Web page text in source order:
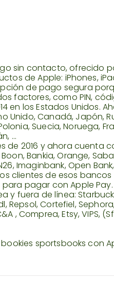
sin contacto, ofrecido
de Apple: iPhones,
de pago segura
factores, como PIN,
en los Estados Unidos.
Unido, Canadá, Japón,
Suecia, Noruega,
...
de 2016 y ahora cuenta
Bankia, Orange,
Imaginbank, Open
clientes de esos
pagar con Apple
y fuera de línea:
Repsol, Cortefiel,
, Comprea, Etsy, VIPS,
sportsbooks con